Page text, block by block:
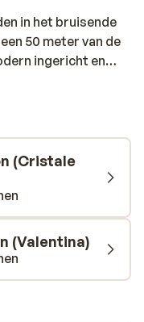
in het bruisende
50 meter van de
ingericht en
’s Morgens
ski-dag kunt
Hotel Eva Village
stoombad, maar
verschillende
te
In Hotel Eva
waar je een
een van de
Voor de
nog een ruime keus
(Cristale
(Valentina)